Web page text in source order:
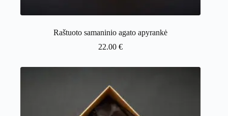
Raštuoto samaninio agato apyrankė
22.00€